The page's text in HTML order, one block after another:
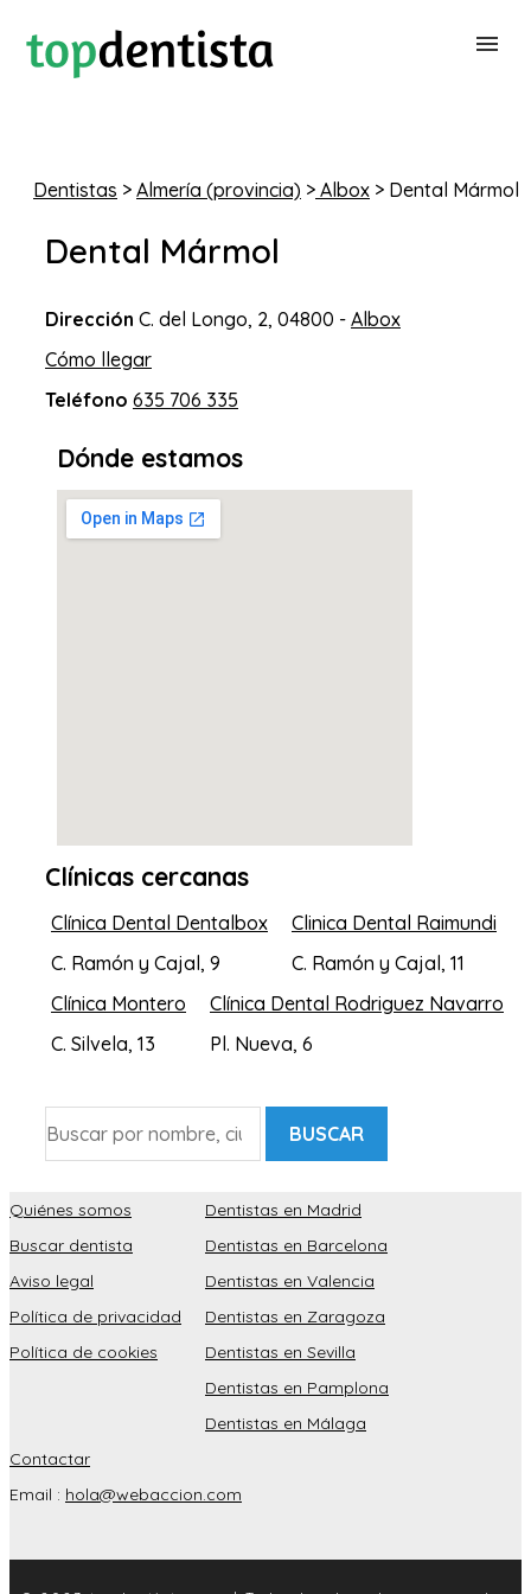
Dentistas > Almería (provincia) > Albox > Dental Mármol
Dental Mármol
Dirección C. del Longo, 2, 04800 - Albox
Cómo llegar
Teléfono 635 706 335
Dónde estamos
Clínicas cercanas
Clínica Dental Dentalbox
C. Ramón y Cajal, 9
Clinica Dental Raimundi
C. Ramón y Cajal, 11
Clínica Montero
C. Silvela, 13
Clínica Dental Rodriguez Navarro
Pl. Nueva, 6
BUSCAR
Quiénes somos
Buscar dentista
Aviso legal
Política de privacidad
Política de cookies
Dentistas en Madrid
Dentistas en Barcelona
Dentistas en Valencia
Dentistas en Zaragoza
Dentistas en Sevilla
Dentistas en Pamplona
Dentistas en Málaga
Contactar
Email : hola@webaccion.com